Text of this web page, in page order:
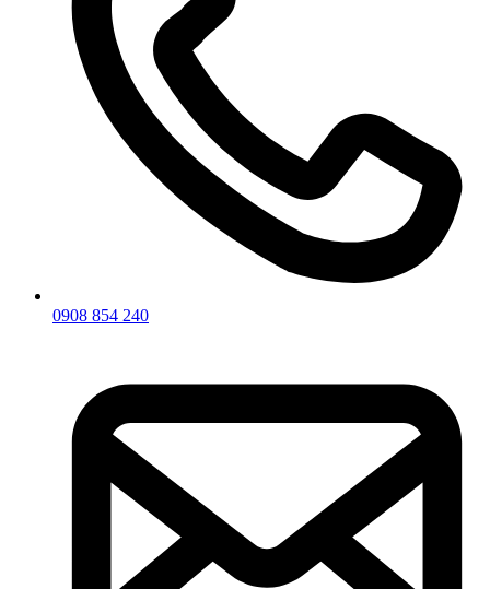
0908 854 240